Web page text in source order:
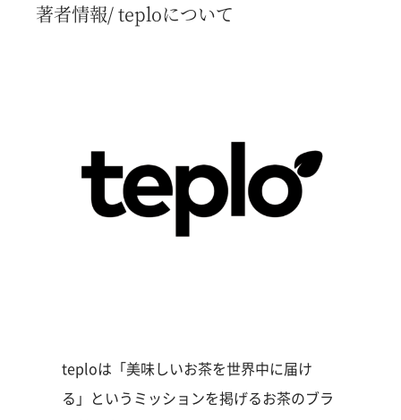
著者情報/ teploについて
teploは「美味しいお茶を世界中に届け
る」というミッションを掲げるお茶のブラ